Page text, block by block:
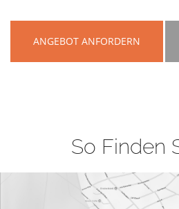
ANGEBOT ANFORDERN
So Finden